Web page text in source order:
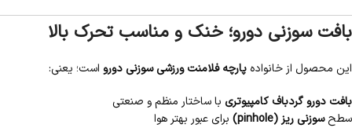
بافت سوزنی دورو؛ خنک و مناسب تحرک بالا
این محصول از خانواده پارچه فلامنت ورزشی سوزنی دورو است؛ یعنی:
بافت دورو گردباف کامپیوتری با ساختار منظم و صنعتی
سطحسوزنی ریز (pinhole)
برای عبور بهتر هوا